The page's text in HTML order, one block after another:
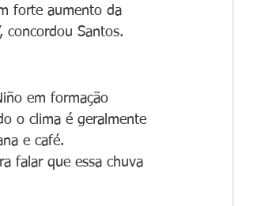
forte aumento da
concordou Santos.
em formação
o clima é geralmente
e café.
falar que essa chuva